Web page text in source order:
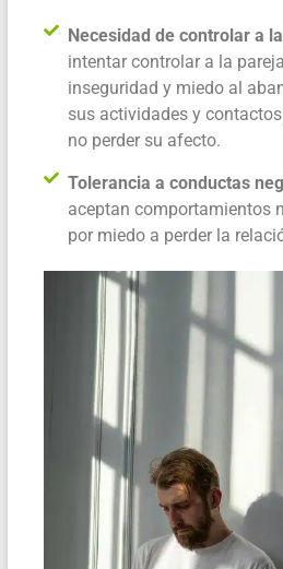
Necesidad de controlar a
intentar controlar a la
inseguridad y miedo al
sus actividades y
no perder su afecto.
Tolerancia a conductas
aceptan comportamientos
por miedo a perder la